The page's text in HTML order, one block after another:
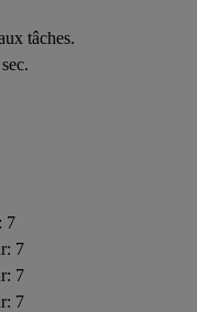
tâches.
7
7
7
7